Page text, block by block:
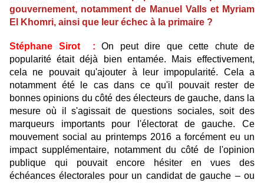
gouvernement, notamment de Manuel Valls et Myriam
El Khomri, ainsi que leur échec à la primaire ?
Stéphane Sirot : On peut dire que cette chute de
popularité était déjà bien entamée. Mais effectivement,
cela ne pouvait qu'ajouter à leur impopularité. Cela a
notamment été le cas dans ce qu'il pouvait rester de
bonnes opinions du côté des électeurs de gauche, dans la
mesure où il s'agissait de questions sociales, soit des
marqueurs importants pour l'électorat de gauche. Ce
mouvement social au printemps 2016 a forcément eu un
impact supplémentaire, notamment du côté de l'opinion
publique qui pouvait encore hésiter en vues des
échéances électorales pour un candidat de gauche – ou